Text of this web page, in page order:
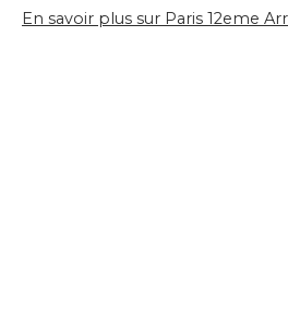
En savoir plus sur Paris 12eme